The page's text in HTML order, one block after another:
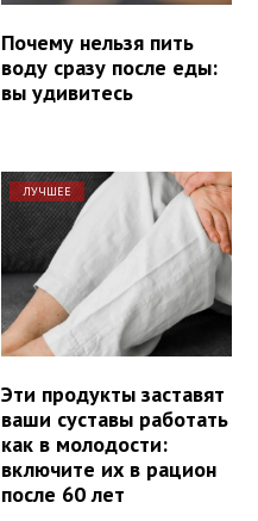
Почему нельзя пить
воду сразу после еды:
вы удивитесь
ЛУЧШЕЕ
Эти продукты заставят
ваши суставы работать
как в молодости:
включите их в рацион
после 60 лет